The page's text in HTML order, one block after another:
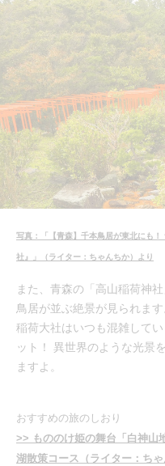
写真：「【青森】千本鳥居が東北にも
社』」（ライター：ちゃんちか）より
また、青森の「高山稲荷神
鳥居が並ぶ絶景が見られま
稲荷大社はいつも混雑して
ット！ 異世界のような光景
ますよ。
おすすめの旅のしおり
>> もののけ姫の舞台「白神山
湖散策コース（ライター：ちゃ